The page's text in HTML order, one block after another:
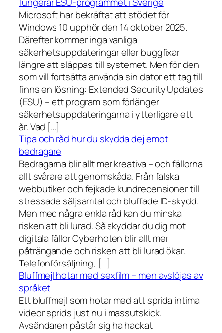
Microsoft har bekräftat att stödet för
Windows 10 upphör den 14 oktober 2025.
Därefter kommer inga vanliga
säkerhetsuppdateringar eller buggfixar
längre att släppas till systemet. Men för den
som vill fortsätta använda sin dator ett tag till
finns en lösning: Extended Security Updates
(ESU) – ett program som förlänger
säkerhetsuppdateringarna i ytterligare ett
år. Vad […]
Tipa och råd hur du skydda dej emot
bedragare
Bedragarna blir allt mer kreativa – och fällorna
allt svårare att genomskåda. Från falska
webbutiker och fejkade kundrecensioner till
stressade säljsamtal och bluffade ID-skydd.
Men med några enkla råd kan du minska
risken att bli lurad. Så skyddar du dig mot
digitala fällor Cyberhoten blir allt mer
påträngande och risken att bli lurad ökar.
Telefonförsäljning, […]
Bluffmejl hotar med sexfilm – men avslöjas av
språket
Ett bluffmejl som hotar med att sprida intima
videor sprids just nu i massutskick.
Avsändaren påstår sig ha hackat